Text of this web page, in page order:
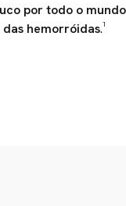
por todo o
hemorróidas.¹